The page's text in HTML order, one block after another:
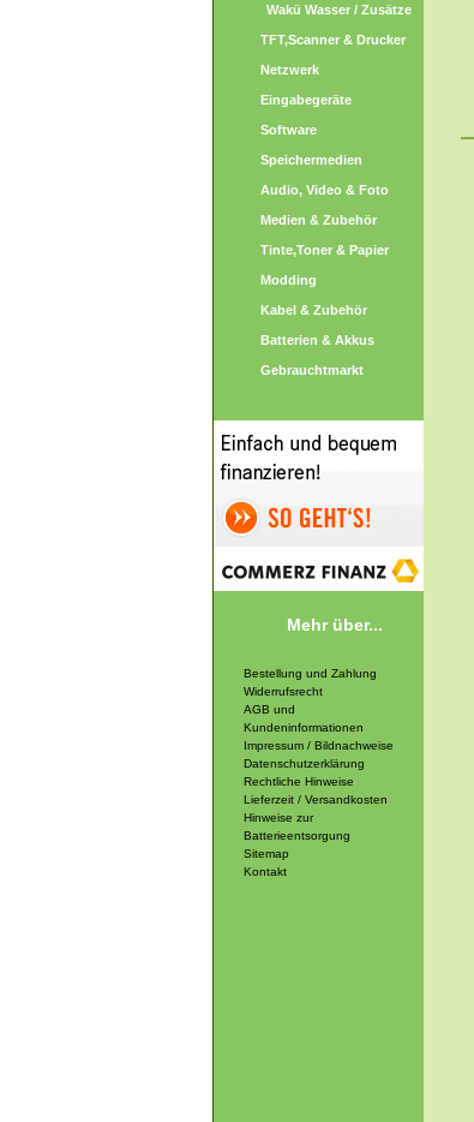
Wakü Wasser / Zusätze
TFT,Scanner & Drucker
Netzwerk
Eingabegeräte
Software
Speichermedien
Audio, Video & Foto
Medien & Zubehör
Tinte,Toner & Papier
Modding
Kabel & Zubehör
Batterien & Akkus
Gebrauchtmarkt
Mehr über...
Bestellung und Zahlung
Widerrufsrecht
AGB und
Kundeninformationen
Impressum / Bildnachweise
Datenschutzerklärung
Rechtliche Hinweise
Lieferzeit / Versandkosten
Hinweise zur
Batterieentsorgung
Sitemap
Kontakt